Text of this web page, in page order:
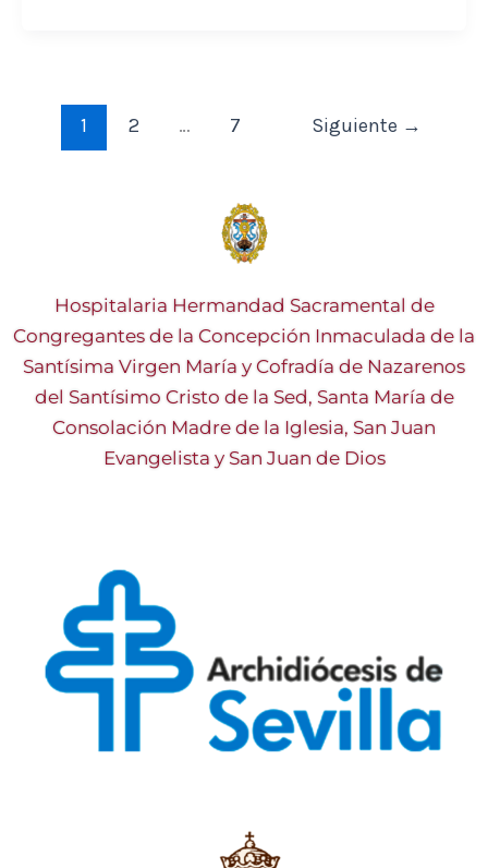
1 2 … 7 Siguiente →
Hospitalaria Hermandad Sacramental de
Congregantes de la Concepción Inmaculada de la
Santísima Virgen María y Cofradía de Nazarenos
del Santísimo Cristo de la Sed, Santa María de
Consolación Madre de la Iglesia, San Juan
Evangelista y San Juan de Dios